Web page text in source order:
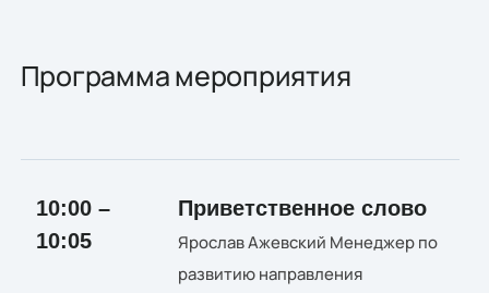
Программа мероприятия
10:00 –
10:05
Приветственное слово
Ярослав Ажевский Менеджер по
развитию направления